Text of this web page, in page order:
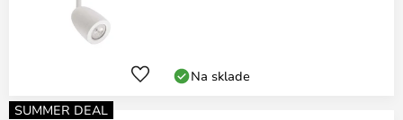
Na sklade
SUMMER DEAL